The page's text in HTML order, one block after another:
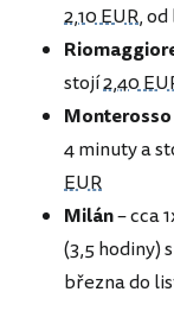
2,10 EUR,
stojí2,40
4 minuty a
EUR
Milán– cca
(3,5 hodiny)
března do